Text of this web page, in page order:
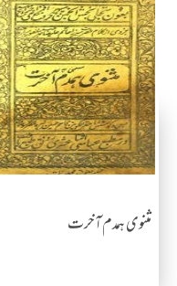
مثنوی ہمدم آخرت